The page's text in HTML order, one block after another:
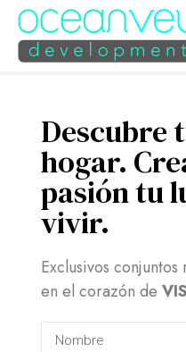
Descubre
hogar.
pasión tu
vivir.
Exclusivos
en el corazón de